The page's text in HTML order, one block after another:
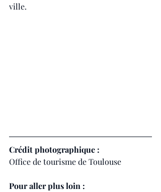
ville.
Crédit photographique :
Office de tourisme de Toulouse
Pour aller plus loin :